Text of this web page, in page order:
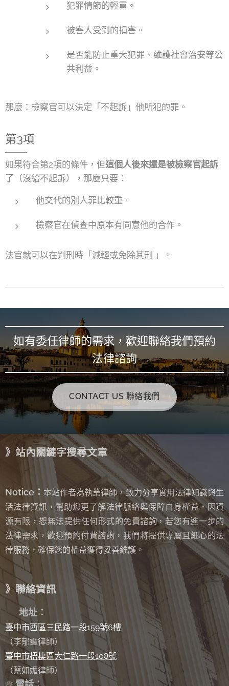
犯罪情節的輕重。
被害人受到的損害。
是否能防止重大犯罪、維護社會治安等公
共利益。
那麼：檢察官可以決定「不起訴」他所犯的罪。
第3項
如果符合第2項的條件，但這個人後來還是被檢察官起訴
了 （沒給不起訴），那麼只要：
他交代的別人罪比較重。
檢察官在偵查中原本有同意他的合作。
法官就可以在判刑時「減輕或免除其刑 」。
如有委任律師的需求，歡迎聯絡我們預約
法律諮詢
CONTACT US 聯絡我們
》站內關鍵字搜尋文章
Notice： 本站作者為執業律師，致力分享實用法律知識與生
活法律資訊，幫助您更了解法律脈絡與保障自身權益，因資
源有限，恕無法提供任何形式的免費諮詢， 若您有進一步的
法律需求，歡迎預約付費諮詢，我們將提供專屬且細心的法
律服務，確保您的權益獲得妥善維護。
》聯絡資訊
地址：
臺中市西區三民路一段159號6樓
（李郁霆律師）
臺中市梧棲區大仁路一段108號
（蔡如媚律師）